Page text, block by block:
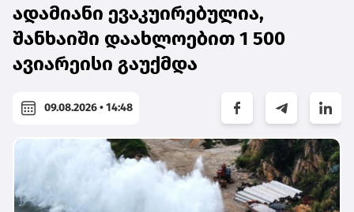
ადამიანი ევაკუირებულია,
შანხაიში დაახლოებით 1 500
ავიარეისი გაუქმდა
09.08.2026 • 14:48